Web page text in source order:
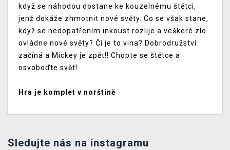
když se náhodou dostane ke kouzelnému štětci,
jenž dokáže zhmotnit nové světy. Co se však stane,
když se nedopatřením inkoust rozlije a veškeré zlo
ovládne nové světy? Čí je to vina? Dobrodružství
začíná a Mickey je zpět!! Chopte se štětce a
osvoboďte svět!
Hra je komplet v norštině
Sledujte nás na instagramu